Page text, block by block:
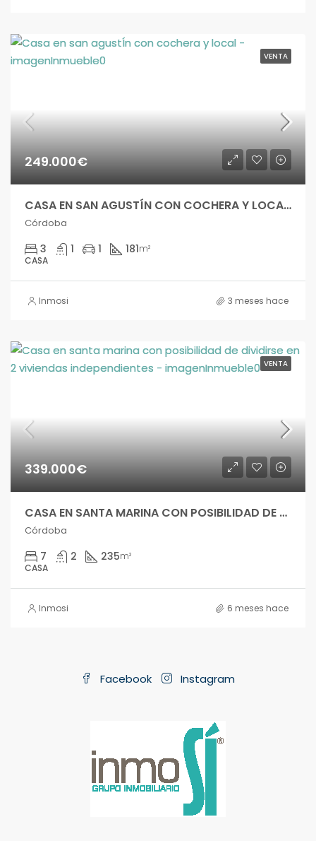
VENTA
249.000€
CASA EN SAN AGUSTÍN CON COCHERA Y LOCAL – vs1817si
Córdoba
3 1 1 181m²
CASA
Inmosi 3 meses hace
VENTA
339.000€
CASA EN SANTA MARINA CON POSIBILIDAD DE DIVIDIRSE EN 2 VIVIENDAS INDEPENDIENTES – c-ca-350si
Córdoba
7 2 235m²
CASA
Inmosi 6 meses hace
Facebook Instagram